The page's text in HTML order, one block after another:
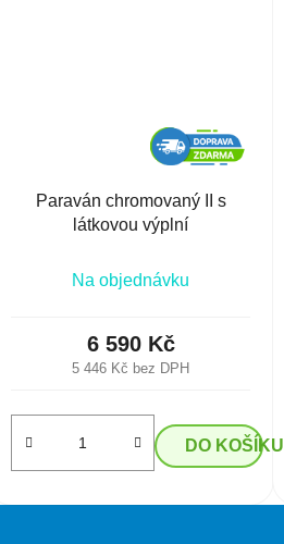
Paraván chromovaný II s
látkovou výplní
Na objednávku
5 446 Kč bez DPH
6 590 Kč
DO KOŠÍKU